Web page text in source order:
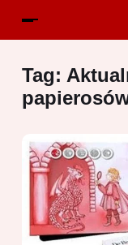
Tag: